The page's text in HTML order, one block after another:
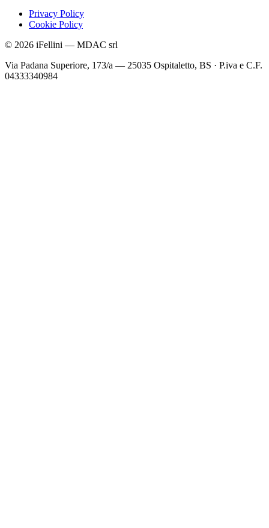
Privacy Policy
Cookie Policy
© 2026 iFellini — MDAC srl
Via Padana Superiore, 173/a — 25035 Ospitaletto, BS · P.iva e C.F.
04333340984